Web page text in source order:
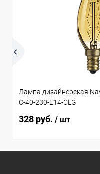
Лампа дизайнерская
C-40-230-E14-CLG
328 руб. / шт